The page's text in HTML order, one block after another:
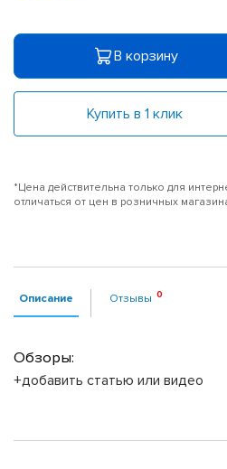
В корзину
Купить в 1 клик
*Цена действительна только для
отличаться от цен в розничных
Описание Отзывы
Обзоры:
+добавить статью или видео